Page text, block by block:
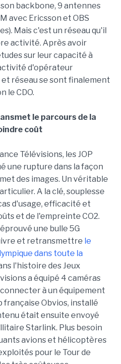
backbone, 9 antennes
avec Ericsson et OBS
Mais c'est un réseau qu'il
activité. Après avoir
sur leur capacité à
d'opérateur
réseau se sont finalement
le CDO.
le parcours de la
coût
Télévisions, les JOP
une rupture dans la façon
des images. Un véritable
A la clé, souplesse
d'usage, efficacité et
et de l'empreinte CO2.
une bulle 5G
et retransmettre le
dans toute la
l'histoire des Jeux
a équipé 4 caméras
à un équipement
Obvios, installé
était ensuite envoyé
Starlink. Plus besoin
avions et hélicoptères
pour le Tour de